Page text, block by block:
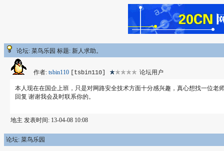
论坛: 菜鸟乐园 标题: 新人求助。
作者: tsbin110 [tsbin110] 论坛用户
本人现在在国企上班，只是对网路安全技术方面十分感兴趣，真心想找一位
回复 谢谢我会及时联系你的。
地主 发表时间: 13-04-08 10:08
论坛: 菜鸟乐园